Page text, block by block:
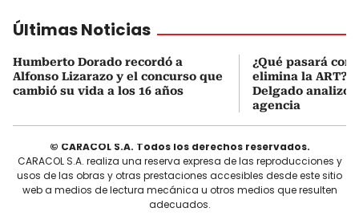
Últimas Noticias
Humberto Dorado recordó a
Alfonso Lizarazo y el concurso que
cambió su vida a los 16 años
¿Qué pasará con
elimina la ART?
Delgado analizó
agencia
© CARACOL S.A. Todos los derechos reservados.
CARACOL S.A. realiza una reserva expresa de las reproducciones y
usos de las obras y otras prestaciones accesibles desde este sitio
web a medios de lectura mecánica u otros medios que resulten
adecuados.